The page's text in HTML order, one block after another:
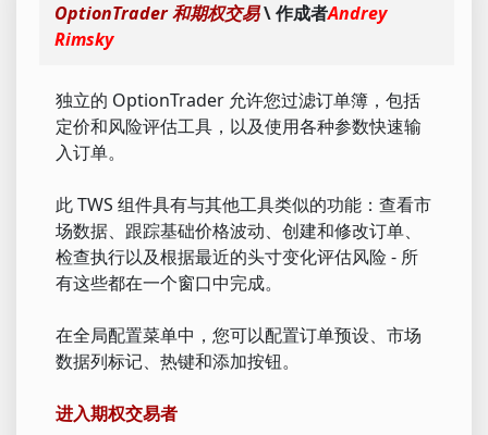
OptionTrader 和期权交易\ 作成者Andrey
Rimsky
独立的 OptionTrader 允许您过滤订单簿，包括
定价和风险评估工具，以及使用各种参数快速输
入订单。
此 TWS 组件具有与其他工具类似的功能：查看市
场数据、跟踪基础价格波动、创建和修改订单、
检查执行以及根据最近的头寸变化评估风险 - 所
有这些都在一个窗口中完成。
在全局配置菜单中，您可以配置订单预设、市场
数据列标记、热键和添加按钮。
进入期权交易者